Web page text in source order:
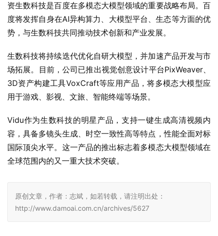
资生数科技是百度在多模态大模型领域的重要战略布局。百
度将发挥自身在AI异构算力、大模型平台、生态等方面的优
势，与生数科技共同推动技术创新和产业发展。
生数科技将持续迭代优化自研大模型，并加速产品开发与市
场拓展。目前，公司已推出视觉创意设计平台PixWeaver、
3D资产构建工具VoxCraft等应用产品，将多模态大模型应
用于游戏、影视、文旅、智能终端等场景。
Vidu作为生数科技的明星产品，支持一键生成高清视频内
容，具备多镜头生成、时空一致性高等特点，性能全面对标
国际顶尖水平。这一产品的推出标志着多模态大模型领域在
全球范围内的又一重大技术突破。
原创文章，作者：志斌，如若转载，请注明出处：
http://www.damoai.com.cn/archives/5627